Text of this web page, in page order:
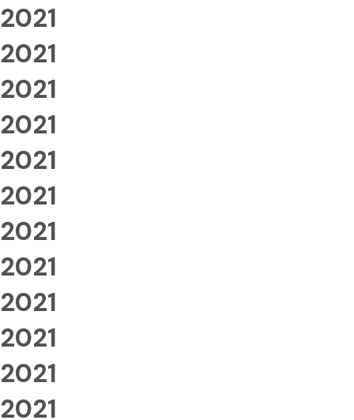
2021
2021
2021
2021
2021
2021
2021
2021
2021
2021
2021
2021